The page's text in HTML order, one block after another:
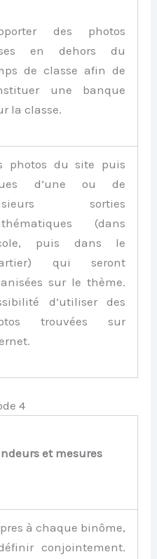
des photos
en dehors du
de classe afin de
une banque
la classe.
photos du site puis
d’une ou de
sorties
(dans
puis dans le
qui seront
sur le thème.
d’utiliser des
trouvées sur
4
et mesures
à chaque binôme,
conjointement.